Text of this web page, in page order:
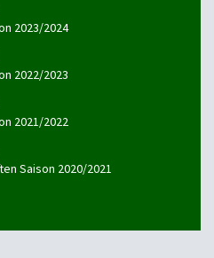
2023/2024
2022/2023
2021/2022
Saison 2020/2021